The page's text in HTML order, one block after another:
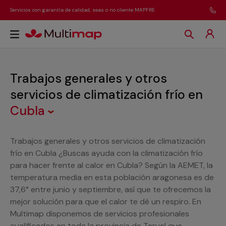
Servicios con garantía de calidad, seas o no cliente MAPFRE
Trabajos generales y otros
servicios de climatización frío en
Cubla
Trabajos generales y otros servicios de climatización
frío en Cubla ¿Buscas ayuda con la climatización frío
para hacer frente al calor en Cubla? Según la AEMET, la
temperatura media en esta población aragonesa es de
37,6° entre junio y septiembre, así que te ofrecemos la
mejor solución para que el calor te dé un respiro. En
Multimap disponemos de servicios profesionales